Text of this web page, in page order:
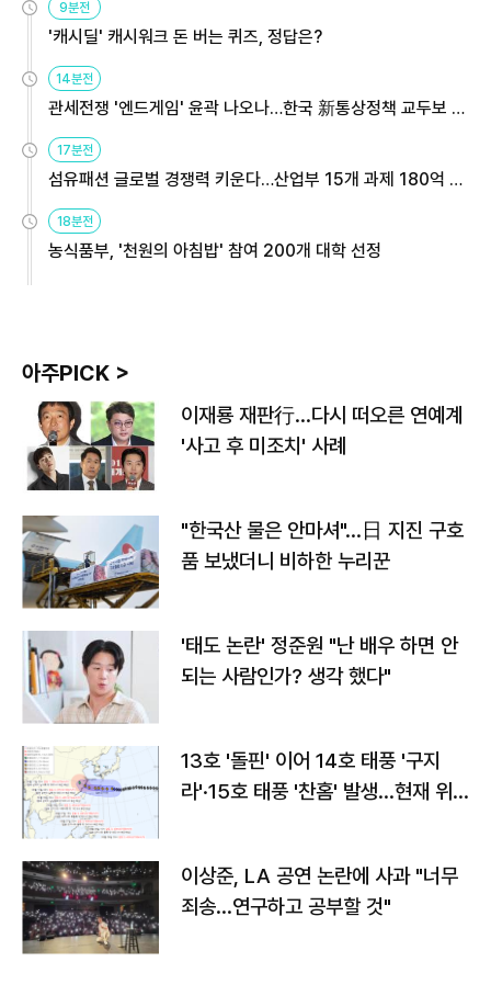
9분전
'캐시딜' 캐시워크 돈 버는 퀴즈, 정답은?
14분전
관세전쟁 '엔드게임' 윤곽 나오나…한국 新통상정책 교두보 활
용해야
17분전
섬유패션 글로벌 경쟁력 키운다…산업부 15개 과제 180억 지
원
18분전
농식품부, '천원의 아침밥' 참여 200개 대학 선정
아주PICK >
이재룡 재판行…다시 떠오른 연예계
'사고 후 미조치' 사례
"한국산 물은 안마셔"…日 지진 구호
품 보냈더니 비하한 누리꾼
'태도 논란' 정준원 "난 배우 하면 안
되는 사람인가? 생각 했다"
13호 '돌핀' 이어 14호 태풍 '구지
라'·15호 태풍 '찬홈' 발생…현재 위
이상준, LA 공연 논란에 사과 "너무
죄송…연구하고 공부할 것"